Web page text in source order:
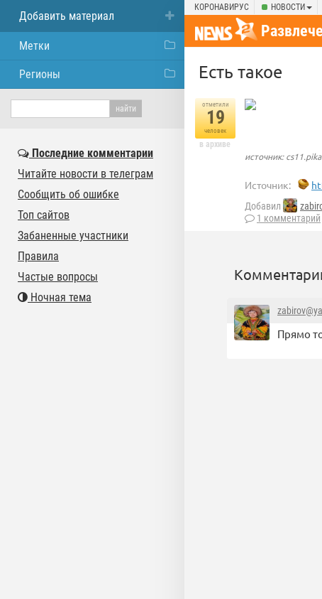
КОРОНАВИРУС НОВОСТИ
Есть такое
отметили
19
человек
в архиве
источник:
Источник:
Добавил
1 комментарий
Прямо
Добавить материал
Метки
Регионы
Последние комментарии
Читайте новости в телеграм
Сообщить об ошибке
Топ сайтов
Забаненные участники
Правила
Частые вопросы
Ночная тема